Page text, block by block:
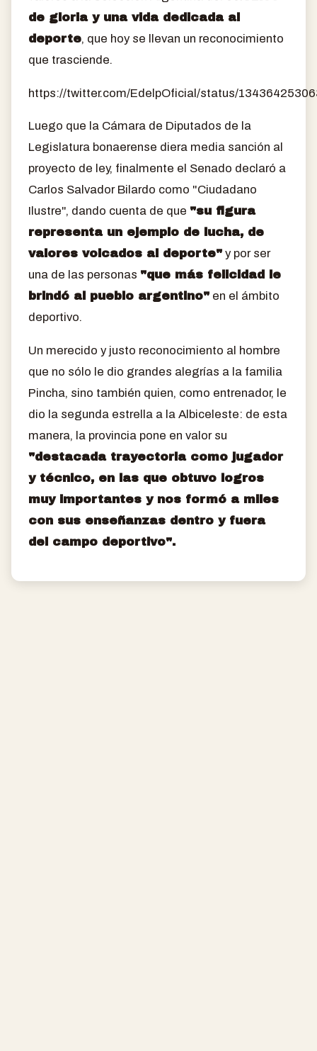
de gloria y una vida dedicada al
deporte, que hoy se llevan un reconocimiento
que trasciende.
https://twitter.com/EdelpOficial/status/
Luego que la Cámara de Diputados de la
Legislatura bonaerense diera media sanción al
proyecto de ley, finalmente el Senado declaró a
Carlos Salvador Bilardo como "Ciudadano
Ilustre", dando cuenta de que "su figura
representa un ejemplo de lucha, de
valores volcados al deporte" y por ser
una de las personas "que más felicidad le
brindó al pueblo argentino" en el ámbito
deportivo.
Un merecido y justo reconocimiento al hombre
que no sólo le dio grandes alegrías a la familia
Pincha, sino también quien, como entrenador, le
dio la segunda estrella a la Albiceleste: de esta
manera, la provincia pone en valor su
"destacada trayectoria como jugador
y técnico, en las que obtuvo logros
muy importantes y nos formó a miles
con sus enseñanzas dentro y fuera
del campo deportivo".